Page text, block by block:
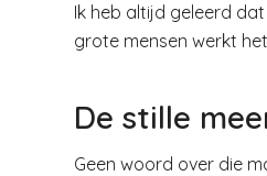
Ik heb altijd geleerd
grote mensen werkt
De stille
Geen woord over die